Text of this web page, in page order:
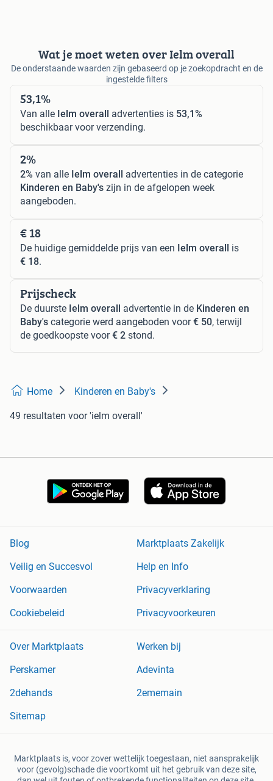
Wat je moet weten over Ielm overall
De onderstaande waarden zijn gebaseerd op je zoekopdracht en de
ingestelde filters
53,1%
Van alle Ielm overall advertenties is 53,1%
beschikbaar voor verzending.
2%
2% van alle Ielm overall
advertenties in de categorie
Kinderen en Baby's zijn in de afgelopen week
aangeboden.
€ 18
De huidige gemiddelde prijs van een Ielm overall
is
€ 18.
Prijscheck
De duurste Ielm overall advertentie in de Kinderen en
Baby's categorie werd aangeboden voor€ 50, terwijl
de goedkoopste voor€ 2 stond.
Home Kinderen en Baby's
49 resultaten voor 'ielm overall'
Blog
Marktplaats Zakelijk
Veilig en Succesvol
Help en Info
Voorwaarden
Privacyverklaring
Cookiebeleid
Privacyvoorkeuren
Over Marktplaats
Werken bij
Perskamer
Adevinta
2dehands
2ememain
Sitemap
Marktplaats is, voor zover wettelijk toegestaan, niet aansprakelijk
voor (gevolg)schade die voortkomt uit het gebruik van deze site,